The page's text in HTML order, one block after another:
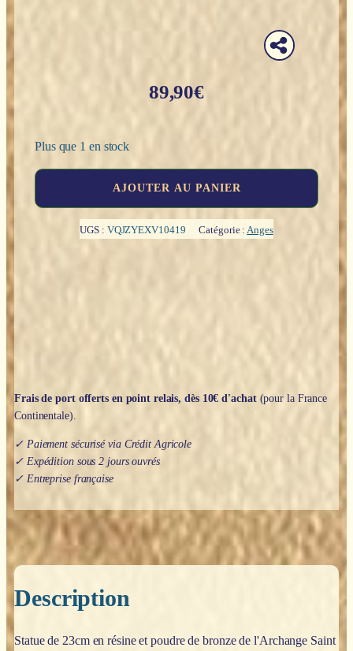
89,90€
Plus que 1 en stock
AJOUTER AU PANIER
UGS : VQJZYEXV10419 Catégorie :Anges
Frais de port offerts en point relais, dès 10€ d'achat(pour la France
Continentale).
✓ Paiement sécurisé via Crédit Agricole
✓ Expédition sous 2 jours ouvrés
✓ Entreprise française
Description
Statue de 23cm en résine et poudre de bronze de l'Archange Saint